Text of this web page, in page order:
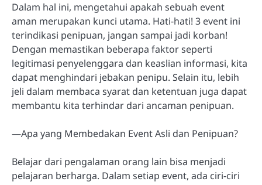
Dalam hal ini, mengetahui apakah sebuah event
aman merupakan kunci utama. Hati-hati! 3 event ini
terindikasi penipuan, jangan sampai jadi korban!
Dengan memastikan beberapa faktor seperti
legitimasi penyelenggara dan keaslian informasi, kita
dapat menghindari jebakan penipu. Selain itu, lebih
jeli dalam membaca syarat dan ketentuan juga dapat
membantu kita terhindar dari ancaman penipuan.
—Apa yang Membedakan Event Asli dan Penipuan?
Belajar dari pengalaman orang lain bisa menjadi
pelajaran berharga. Dalam setiap event, ada ciri-ciri